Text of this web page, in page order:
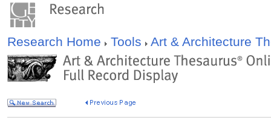
Research Home Tools Art & Architecture